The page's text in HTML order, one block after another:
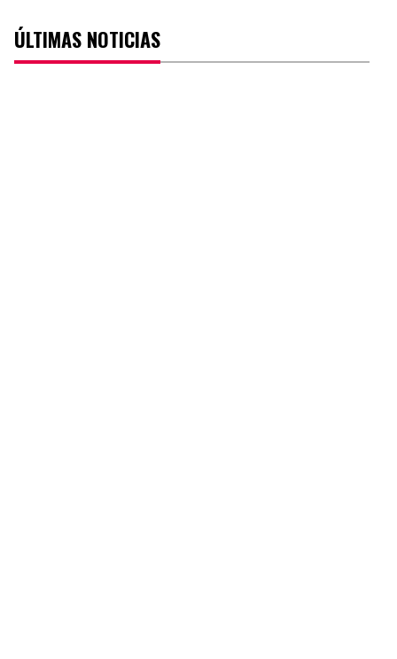
ÚLTIMAS NOTICIAS